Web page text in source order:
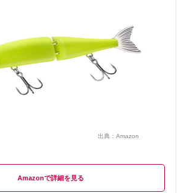
出典： Amazon
Amazon